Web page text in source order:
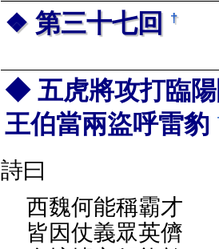
第三十七回 †
五虎將攻打臨
王伯當兩盜呼雷豹
詩曰
西魏何能稱霸才
皆因仗義眾英儕